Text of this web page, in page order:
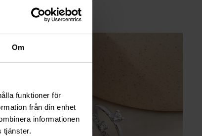
Om
funktioner för
från din enhet
informationen
tjänster.